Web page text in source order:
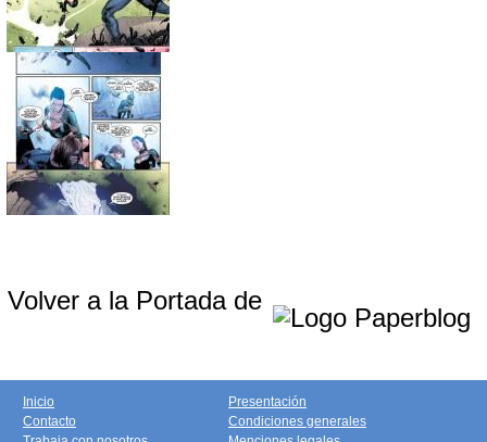
Volver a la Portada de
Inicio
Contacto
Presentación
Condiciones generales